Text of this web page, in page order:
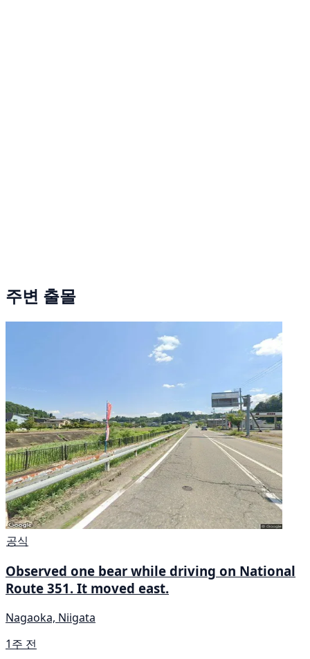
주변 출몰
공식
Observed one bear while driving on National
Route 351. It moved east.
Nagaoka, Niigata
1주 전